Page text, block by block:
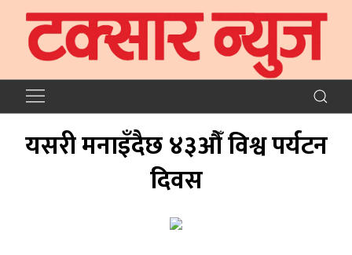
यसरी मनाइँदैछ ४३औँ विश्व पर्यटन
दिवस